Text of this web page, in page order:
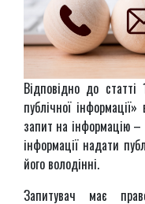
Відповідно до
публічної
запит на інформацію
інформації надати
його володінні.
Запитувач має